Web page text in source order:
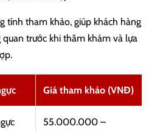
tính tham khảo, giúp khách hàng
trước khi thăm khám và lựa
Giá tham khảo (VNĐ)
55.000.000 –